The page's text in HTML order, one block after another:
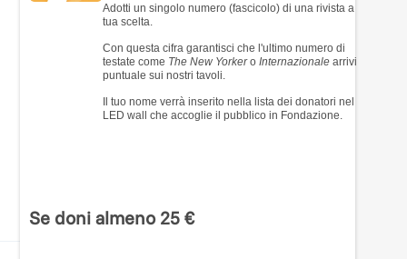
Adotti un singolo numero (fascicolo) di una rivista a
tua scelta.
Con questa cifra garantisci che l'ultimo numero di
testate come The New YorkeroInternazionale arrivi
puntuale sui nostri tavoli.
Il tuo nome verrà inserito nella lista dei donatori nel
LED wall che accoglie il pubblico in Fondazione.
Se doni almeno 25 €